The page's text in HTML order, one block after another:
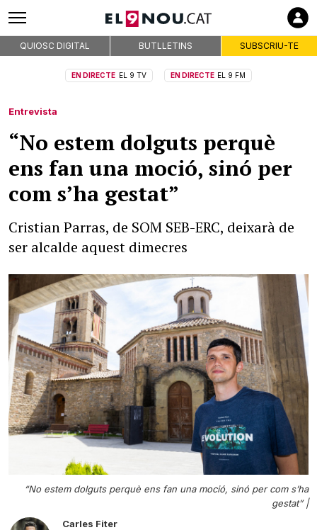
QUIOSC DIGITAL BUTLLETINS SUBSCRIU-TE
EN DIRECTE EL 9 TV EN DIRECTE EL 9 FM
Entrevista
“No estem dolguts perquè
ens fan una moció, sinó per
com s’ha gestat”
Cristian Parras, de SOM SEB-ERC, deixarà de
ser alcalde aquest dimecres
“No estem dolguts perquè ens fan una moció, sinó per com s’ha
gestat” |
Carles Fiter